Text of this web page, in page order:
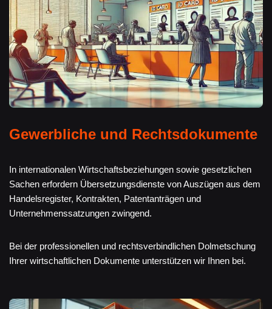
Gewerbliche und Rechtsdokumente
In internationalen Wirtschaftsbeziehungen sowie gesetzlichen
Sachen erfordern Übersetzungsdienste von Auszügen aus dem
Handelsregister, Kontrakten, Patentanträgen und
Unternehmenssatzungen zwingend.
Bei der professionellen und rechtsverbindlichen Dolmetschung
Ihrer wirtschaftlichen Dokumente unterstützen wir Ihnen bei.